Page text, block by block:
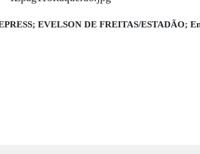
EVELSON DE FREITAS/ESTADÃO;